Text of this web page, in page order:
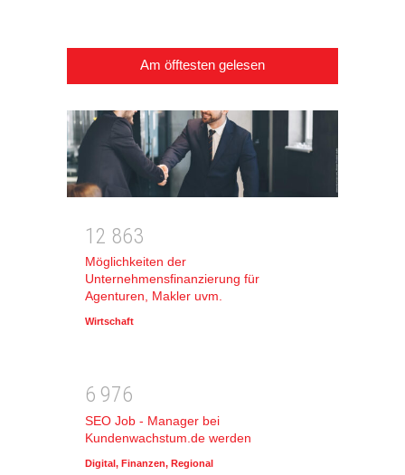
Am öfftesten gelesen
1 2 863
Möglichkeiten der
Unternehmensfinanzierung für
Agenturen, Makler uvm.
Wirtschaft
6 976
SEO Job - Manager bei
Kundenwachstum.de werden
Digital, Finanzen, Regional